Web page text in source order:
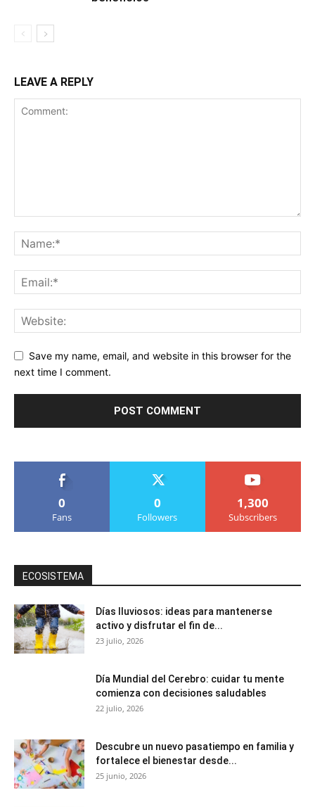
LEAVE A REPLY
Save my name, email, and website in this browser for the
next time I comment.
0
Fans
0
Followers
1,300
Subscribers
ECOSISTEMA
Días lluviosos: ideas para mantenerse
activo y disfrutar el fin de...
23 julio, 2026
Día Mundial del Cerebro: cuidar tu mente
comienza con decisiones saludables
22 julio, 2026
Descubre un nuevo pasatiempo en familia y
fortalece el bienestar desde...
25 junio, 2026